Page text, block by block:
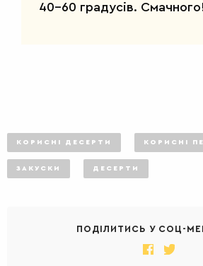
40-60 градусів.
КОРИСНІ ДЕСЕРТИ КОРИСНІ
ЗАКУСКИ ДЕСЕРТИ
ПОДІЛИТИСЬ У СОЦ-